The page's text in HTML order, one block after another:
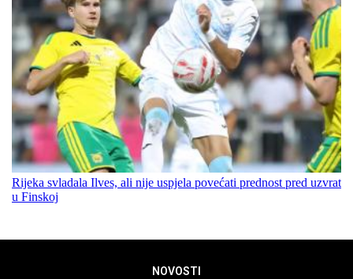
Rijeka svladala Ilves, ali nije uspjela povećati prednost pred uzvrat
u Finskoj
NOVOSTI